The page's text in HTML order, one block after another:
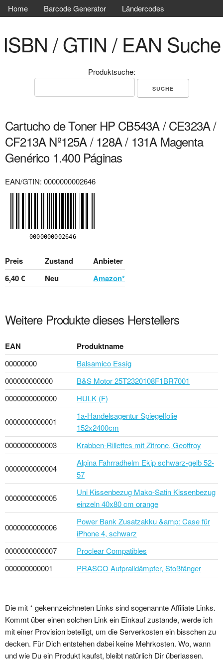
Home Barcode Generator Ländercodes
ISBN / GTIN / EAN Suche
Produktsuche:
Cartucho de Toner HP CB543A / CE323A /
CF213A Nº125A / 128A / 131A Magenta
Genérico 1.400 Páginas
EAN/GTIN: 0000000002646
Preis Zustand
Anbieter
6,40 €
Neu Amazon*
Weitere Produkte dieses Herstellers
EAN Produktname
00000000
Balsamico Essig
000000000000
B&S Motor 25T2320108F1BR7001
0000000000000
HULK (F)
0000000000001
1a-Handelsagentur Spiegelfolie
152x2400cm
0000000000003
Krabben-Rillettes mit Zitrone, Geoffroy
0000000000004
Alpina Fahrradhelm Ekip schwarz-gelb 52-
57
0000000000005
Uni Kissenbezug Mako-Satin Kissenbezug
einzeln 40x80 cm orange
0000000000006
Power Bank Zusatzakku &amp: Case für
iPhone 4, schwarz
0000000000007
Proclear Compatibles
000000000001
PRASCO Aufpralldämpfer, Stoßfänger
Die mit * gekennzeichneten Links sind sogenannte Affiliate Links.
Kommt über einen solchen Link ein Einkauf zustande, werde ich
mit einer Provision beteiligt, um die Serverkosten ein bisschen zu
decken. Für Dich entstehen dabei keine Mehrkosten. Wo, wann
und wie Du ein Produkt kaufst, bleibt natürlich Dir überlassen.